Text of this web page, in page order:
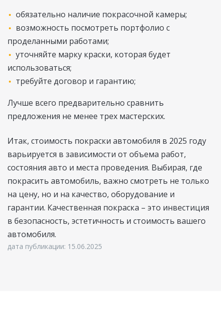
обязательно наличие покрасочной камеры;
возможность посмотреть портфолио с
проделанными работами;
уточняйте марку краски, которая будет
использоваться;
требуйте договор и гарантию;
Лучше всего предварительно сравнить
предложения не менее трех мастерских.
Итак, стоимость покраски автомобиля в 2025 году
варьируется в зависимости от объема работ,
состояния авто и места проведения. Выбирая, где
покрасить автомобиль, важно смотреть не только
на цену, но и на качество, оборудование и
гарантии. Качественная покраска – это инвестиция
в безопасность, эстетичность и стоимость вашего
автомобиля.
дата публикации: 15.06.2025